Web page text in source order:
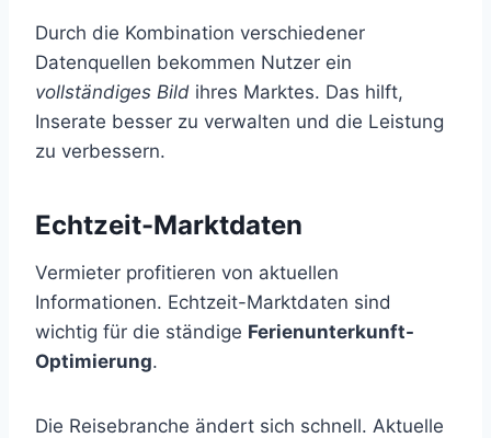
Durch die Kombination verschiedener
Datenquellen bekommen Nutzer ein
vollständiges Bild ihres Marktes. Das hilft,
Inserate besser zu verwalten und die Leistung
zu verbessern.
Echtzeit-Marktdaten
Vermieter profitieren von aktuellen
Informationen. Echtzeit-Marktdaten sind
wichtig für die ständige Ferienunterkunft-
Optimierung.
Die Reisebranche ändert sich schnell. Aktuelle